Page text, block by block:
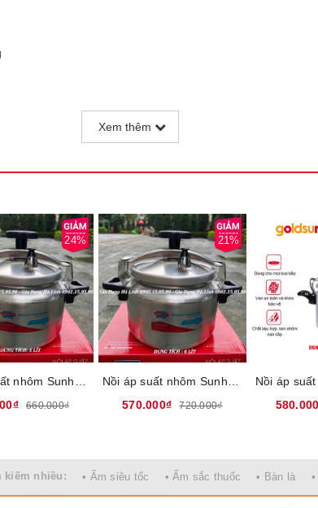
Xem thêm
24%
660.000₫
21%
570.000₫
720.000₫
kiếm nhiều: • Ấm siêu tốc • Ấm sắc thuốc • Bàn là